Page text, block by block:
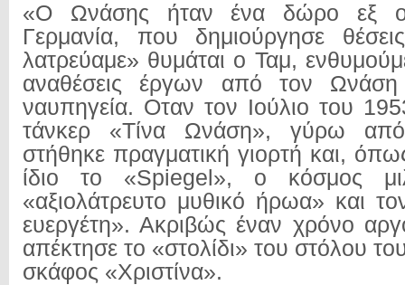
«Ο Ωνάσης ήταν ένα δώρο εξ
Γερμανία, που δημιούργησε
λατρεύαμε» θυμάται ο Ταμ,
αναθέσεις έργων από τον Ωνάση
ναυπηγεία. Οταν τον Ιούλιο του
τάνκερ «Τίνα Ωνάση», γύρω
στήθηκε πραγματική γιορτή και,
ίδιο το «Spiegel», ο κόσμος
«αξιολάτρευτο μυθικό ήρωα» και
ευεργέτη». Ακριβώς έναν χρόνο
απέκτησε το «στολίδι» του στόλου
σκάφος «Χριστίνα».